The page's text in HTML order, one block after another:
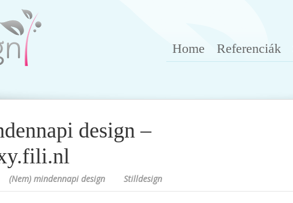
Home Referenciák
design –
(Nem) mindennapi design Stilldesign